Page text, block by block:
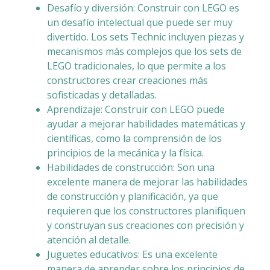
Desafío y diversión: Construir con LEGO es
un desafío intelectual que puede ser muy
divertido. Los sets Technic incluyen piezas y
mecanismos más complejos que los sets de
LEGO tradicionales, lo que permite a los
constructores crear creaciones más
sofisticadas y detalladas.
Aprendizaje: Construir con LEGO puede
ayudar a mejorar habilidades matemáticas y
científicas, como la comprensión de los
principios de la mecánica y la física.
Habilidades de construcción: Son una
excelente manera de mejorar las habilidades
de construcción y planificación, ya que
requieren que los constructores planifiquen
y construyan sus creaciones con precisión y
atención al detalle.
Juguetes educativos: Es una excelente